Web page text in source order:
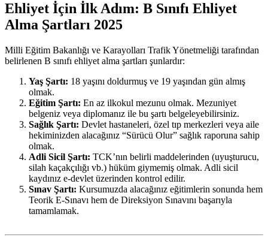
Ehliyet İçin İlk Adım: B Sınıfı Ehliyet
Alma Şartları 2025
Milli Eğitim Bakanlığı ve Karayolları Trafik Yönetmeliği tarafından
belirlenen B sınıfı ehliyet alma şartları şunlardır:
Yaş Şartı: 18 yaşını doldurmuş ve 19 yaşından gün almış
olmak.
Eğitim Şartı: En az ilkokul mezunu olmak. Mezuniyet
belgeniz veya diplomanız ile bu şartı belgeleyebilirsiniz.
Sağlık Şartı: Devlet hastaneleri, özel tıp merkezleri veya aile
hekiminizden alacağınız “Sürücü Olur” sağlık raporuna sahip
olmak.
Adli Sicil Şartı: TCK’nın belirli maddelerinden (uyuşturucu,
silah kaçakçılığı vb.) hüküm giymemiş olmak. Adli sicil
kaydınız e-devlet üzerinden kontrol edilir.
Sınav Şartı: Kursumuzda alacağınız eğitimlerin sonunda hem
Teorik E-Sınavı hem de Direksiyon Sınavını başarıyla
tamamlamak.